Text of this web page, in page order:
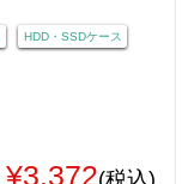
HDD・SSDケース
¥3,372